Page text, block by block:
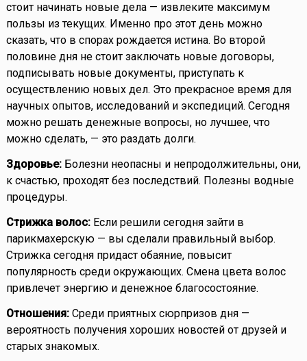
стоит начинать новые дела — извлеките максимум
пользы из текущих. Именно про этот день можно
сказать, что в спорах рождается истина. Во второй
половине дня не стоит заключать новые договоры,
подписывать новые документы, приступать к
осуществлению новых дел. Это прекрасное время для
научных опытов, исследований и экспедиций. Сегодня
можно решать денежные вопросы, но лучшее, что
можно сделать, — это раздать долги.
Здоровье:Болезни неопасны и непродолжительны, они,
к счастью, проходят без последствий. Полезны водные
процедуры.
Стрижка волос:Если решили сегодня зайти в
парикмахерскую — вы сделали правильный выбор.
Стрижка сегодня придаст обаяние, повысит
популярность среди окружающих. Смена цвета волос
привлечет энергию и денежное благосостояние.
Отношения:Среди приятных сюрпризов дня —
вероятность получения хороших новостей от друзей и
старых знакомых.